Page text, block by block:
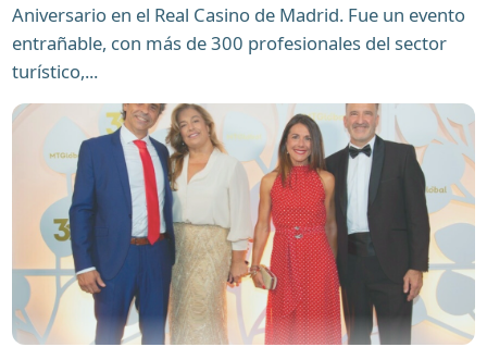
Aniversario en el Real Casino de Madrid. Fue un evento
entrañable, con más de 300 profesionales del sector
turístico,...